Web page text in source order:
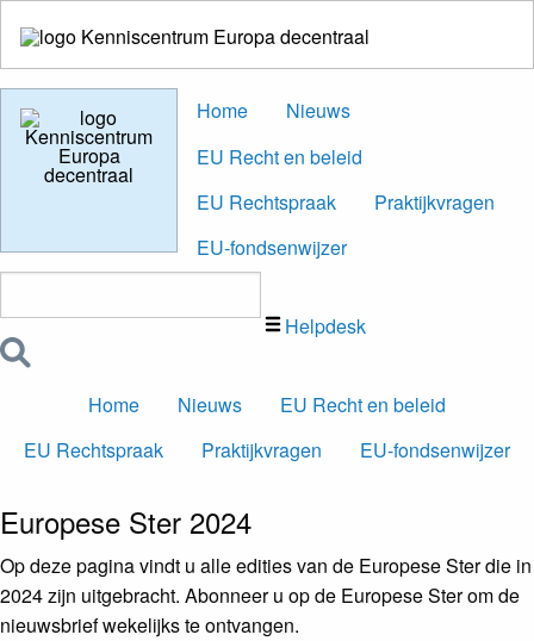
Home
Nieuws
EU Recht en beleid
EU Rechtspraak
Praktijkvragen
EU-fondsenwijzer
naar:
Zoekbutton
Helpdesk
Home Nieuws
EU Recht en beleid
EU Rechtspraak
Praktijkvragen EU-fondsenwijzer
Europese Ster 2024
Op deze pagina vindt u alle edities van de Europese Ster die in
2024 zijn uitgebracht. Abonneer u op de Europese Ster om de
nieuwsbrief wekelijks te ontvangen.